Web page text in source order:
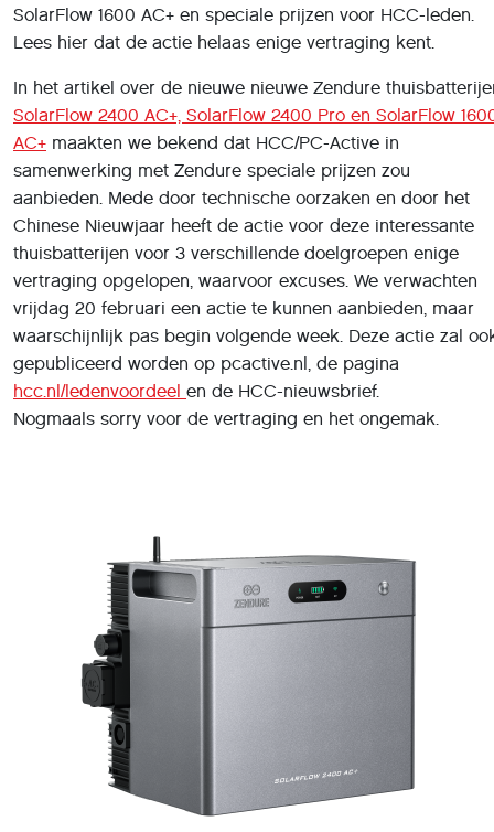
SolarFlow 1600 AC+ en speciale prijzen voor HCC-leden.
Lees hier dat de actie helaas enige vertraging kent.
In het artikel over de nieuwe nieuwe Zendure
SolarFlow 2400 AC+, SolarFlow 2400 Pro en SolarFlow
AC+ maakten we bekend dat HCC/PC-Active in
samenwerking met Zendure speciale prijzen zou
aanbieden. Mede door technische oorzaken en door het
Chinese Nieuwjaar heeft de actie voor deze interessante
thuisbatterijen voor 3 verschillende doelgroepen enige
vertraging opgelopen, waarvoor excuses. We verwachten
vrijdag 20 februari een actie te kunnen aanbieden, maar
waarschijnlijk pas begin volgende week. Deze actie zal
gepubliceerd worden op pcactive.nl, de pagina
hcc.nl/ledenvoordeel en de HCC-nieuwsbrief.
Nogmaals sorry voor de vertraging en het ongemak.